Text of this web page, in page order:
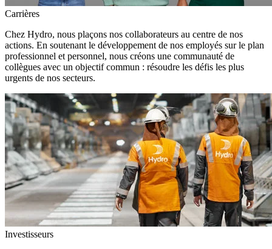
Carrières
Chez Hydro, nous plaçons nos collaborateurs au centre de nos
actions. En soutenant le développement de nos employés sur le plan
professionnel et personnel, nous créons une communauté de
collègues avec un objectif commun : résoudre les défis les plus
urgents de nos secteurs.
Investisseurs